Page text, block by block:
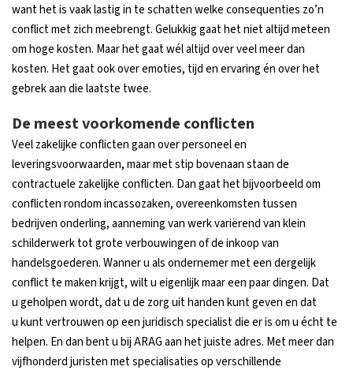
want het is vaak lastig in te schatten welke consequenties zo’n
conflict met zich meebrengt. Gelukkig gaat het niet altijd meteen
om hoge kosten. Maar het gaat wél altijd over veel meer dan
kosten. Het gaat ook over emoties, tijd en ervaring én over het
gebrek aan die laatste twee.
De meest voorkomende conflicten
Veel zakelijke conflicten gaan over personeel en
leveringsvoorwaarden, maar met stip bovenaan staan de
contractuele zakelijke conflicten. Dan gaat het bijvoorbeeld om
conflicten rondom incassozaken, overeenkomsten tussen
bedrijven onderling, aanneming van werk variërend van klein
schilderwerk tot grote verbouwingen of de inkoop van
handelsgoederen. Wanner u als ondernemer met een dergelijk
conflict te maken krijgt, wilt u eigenlijk maar een paar dingen. Dat
u geholpen wordt, dat u de zorg uit handen kunt geven en dat
u kunt vertrouwen op een juridisch specialist die er is om u écht te
helpen. En dan bent u bij ARAG aan het juiste adres. Met meer dan
vijfhonderd juristen met specialisaties op verschillende